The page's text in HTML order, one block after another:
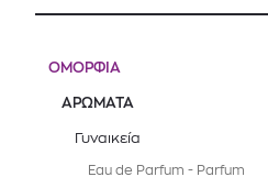
ΟΜΟΡΦΙΑ
ΑΡΩΜΑΤΑ
Γυναικεία
Eau de Parfum - Parfum